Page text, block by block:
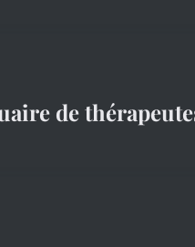
de